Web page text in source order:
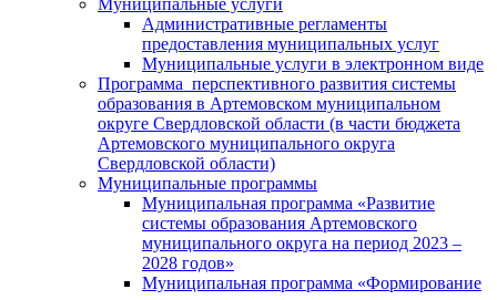
Административные регламенты
предоставления муниципальных услуг
Муниципальные услуги в электронном виде
Программа перспективного развития системы
образования в Артемовском муниципальном
округе Свердловской области (в части бюджета
Артемовского муниципального округа
Свердловской области)
Муниципальные программы
Муниципальная программа «Развитие
системы образования Артемовского
муниципального округа на период 2023 –
2028 годов»
Муниципальная программа «Формирование